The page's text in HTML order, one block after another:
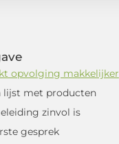
opvolging makkelijker
lijst met producten
zinvol is
gesprek